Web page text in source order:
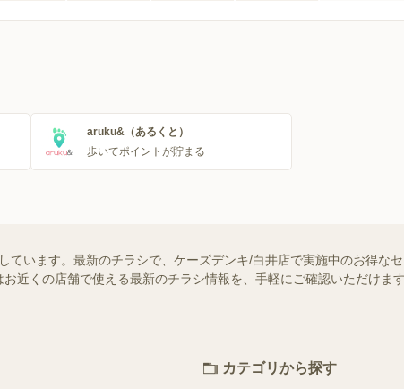
aruku&（あるくと）
歩いてポイントが貯まる
ています。最新のチラシで、ケーズデンキ/白井店で実施中のお得な
近くの店舗で使える最新のチラシ情報を、手軽にご確認いただけま
カテゴリから探す